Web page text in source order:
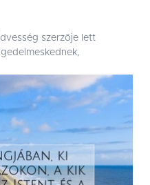
szerzõje lett